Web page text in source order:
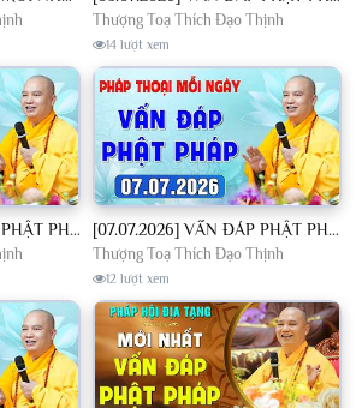
Thượng Toạ Thích Đạo Thịnh
14 lượt xem
[06.07.2026] VẤN ĐÁP PHẬT PHÁP - Nghe Thầy giảng Pháp mỗi ngày CÔNG ĐỨC VÔ LƯỢNG│TT. Thích Đạo Thịnh [07.07.2026] VẤN ĐÁP PHẬT PHÁP - Nghe Thầy giảng Pháp mỗi ngày CÔNG ĐỨC VÔ LƯỢNG│TT. Thích Đạo Thịnh
Thượng Toạ Thích Đạo Thịnh
12 lượt xem